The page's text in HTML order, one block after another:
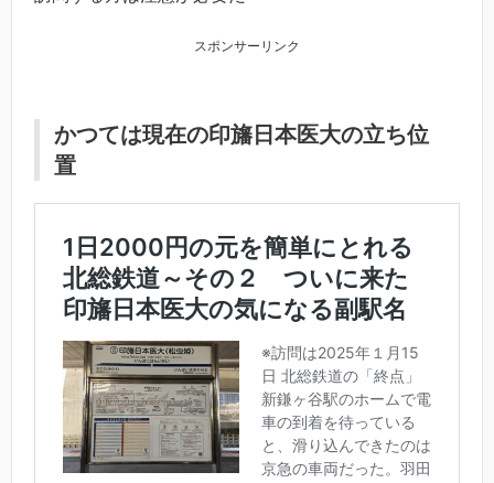
スポンサーリンク
かつては現在の印旛日本医大の立ち位
置